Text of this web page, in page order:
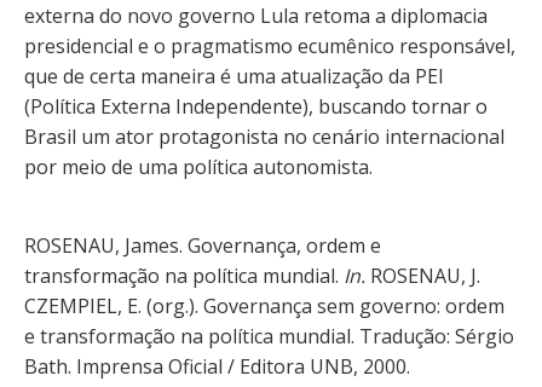
externa do novo governo Lula retoma a diplomacia
presidencial e o pragmatismo ecumênico responsável,
que de certa maneira é uma atualização da PEI
(Política Externa Independente), buscando tornar o
Brasil um ator protagonista no cenário internacional
por meio de uma política autonomista.
ROSENAU, James. Governança, ordem e
transformação na política mundial. In. ROSENAU, J.
CZEMPIEL, E. (org.). Governança sem governo: ordem
e transformação na política mundial. Tradução: Sérgio
Bath. Imprensa Oficial / Editora UNB, 2000.